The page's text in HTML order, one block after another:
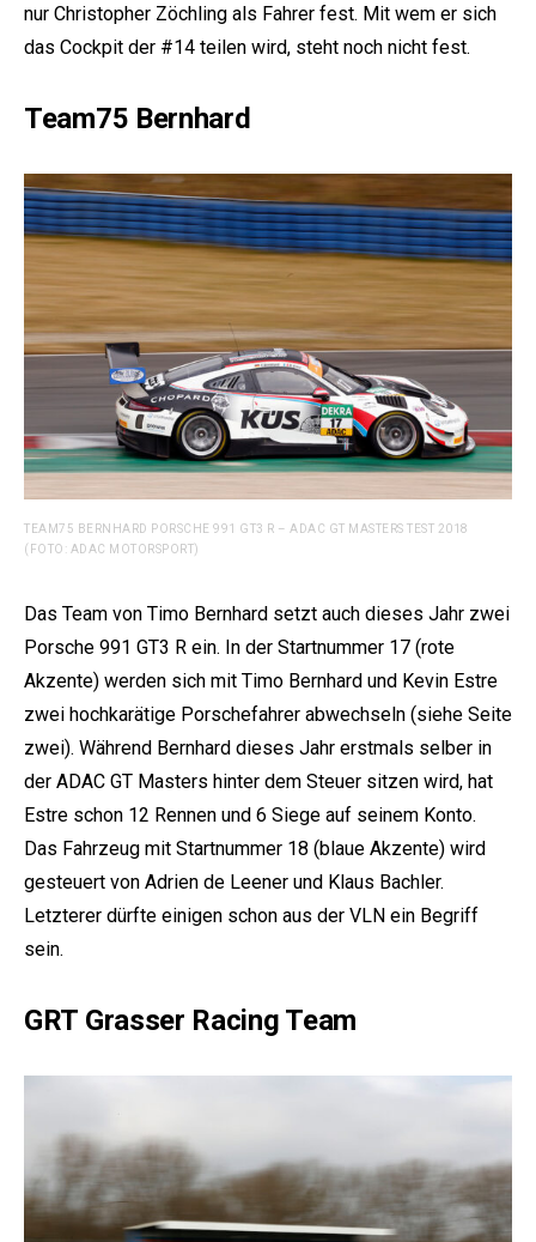
nur Christopher Zöchling als Fahrer fest. Mit wem er sich
das Cockpit der #14 teilen wird, steht noch nicht fest.
Team75 Bernhard
TEAM75 BERNHARD PORSCHE 991 GT3 R – ADAC GT MASTERS TEST 2018
(FOTO: ADAC MOTORSPORT)
Das Team von Timo Bernhard setzt auch dieses Jahr zwei
Porsche 991 GT3 R ein. In der Startnummer 17 (rote
Akzente) werden sich mit Timo Bernhard und Kevin Estre
zwei hochkarätige Porschefahrer abwechseln (siehe Seite
zwei). Während Bernhard dieses Jahr erstmals selber in
der ADAC GT Masters hinter dem Steuer sitzen wird, hat
Estre schon 12 Rennen und 6 Siege auf seinem Konto.
Das Fahrzeug mit Startnummer 18 (blaue Akzente) wird
gesteuert von Adrien de Leener und Klaus Bachler.
Letzterer dürfte einigen schon aus der VLN ein Begriff
sein.
GRT Grasser Racing Team